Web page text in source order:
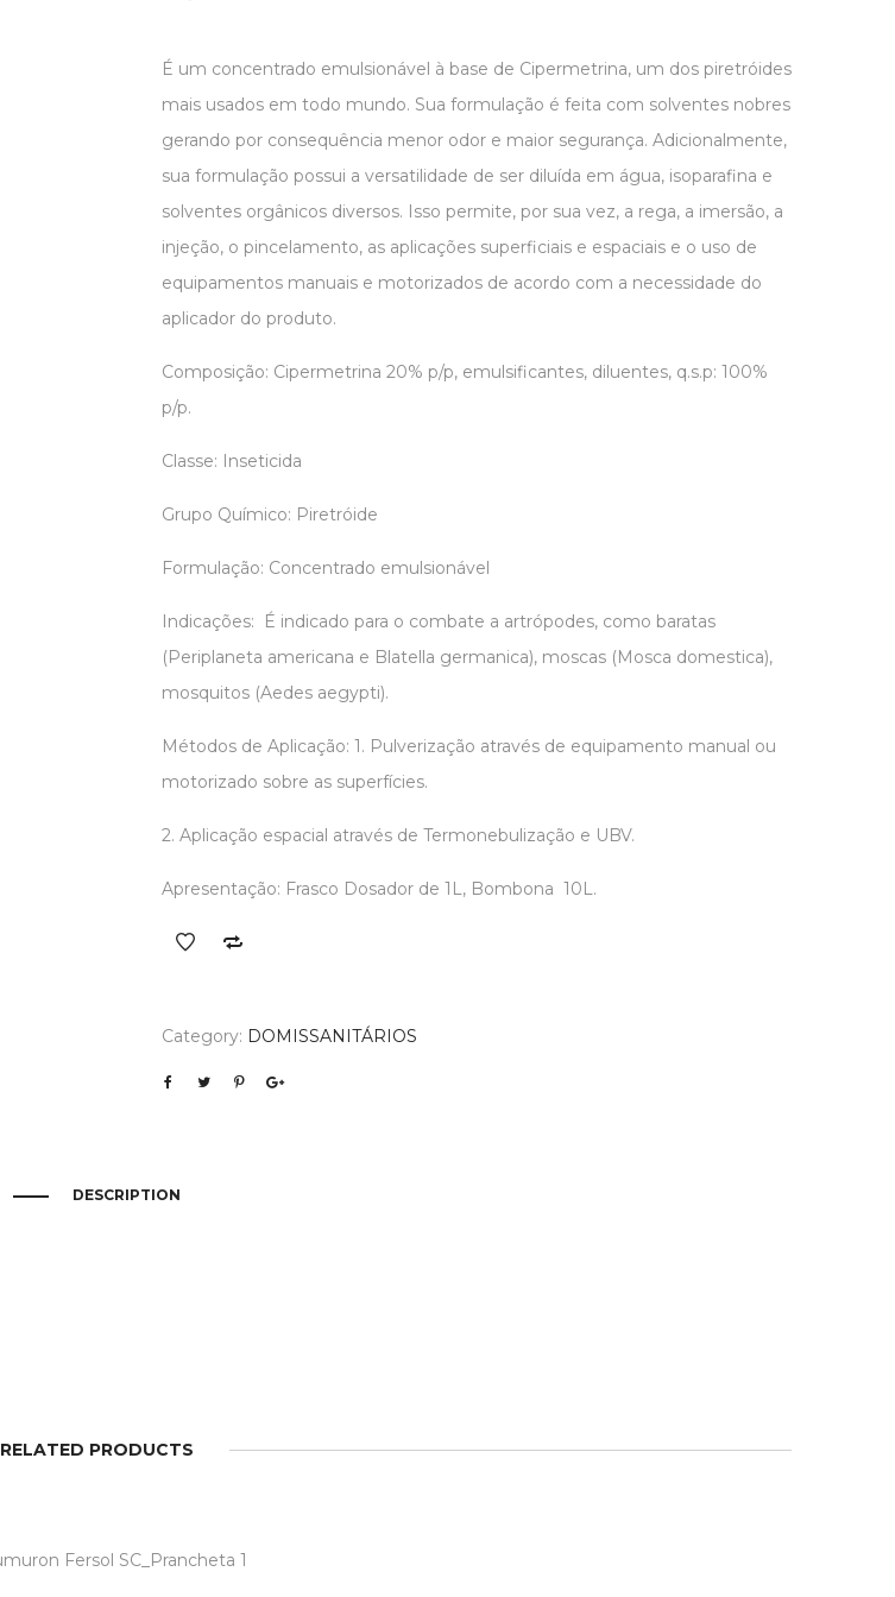
É um concentrado emulsionável à base de Cipermetrina, um dos piretróides
mais usados em todo mundo. Sua formulação é feita com solventes nobres
gerando por consequência menor odor e maior segurança. Adicionalmente,
sua formulação possui a versatilidade de ser diluída em água, isoparafina e
solventes orgânicos diversos. Isso permite, por sua vez, a rega, a imersão, a
injeção, o pincelamento, as aplicações superficiais e espaciais e o uso de
equipamentos manuais e motorizados de acordo com a necessidade do
aplicador do produto.
Composição: Cipermetrina 20% p/p, emulsificantes, diluentes, q.s.p: 100%
p/p.
Classe: Inseticida
Grupo Químico: Piretróide
Formulação: Concentrado emulsionável
Indicações: É indicado para o combate a artrópodes, como baratas
(Periplaneta americana e Blatella germanica), moscas (Mosca domestica),
mosquitos (Aedes aegypti).
Métodos de Aplicação: 1. Pulverização através de equipamento manual ou
motorizado sobre as superfícies.
2. Aplicação espacial através de Termonebulização e UBV.
Apresentação: Frasco Dosador de 1L, Bombona 10L.
Category: DOMISSANITÁRIOS
DESCRIPTION
RELATED PRODUCTS